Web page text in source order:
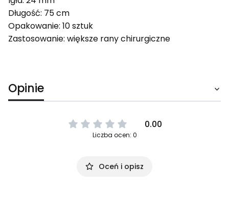
Długość: 75 cm
Opakowanie: 10 sztuk
Zastosowanie: większe rany chirurgiczne
Opinie
0.00
Liczba ocen: 0
Oceń i opisz